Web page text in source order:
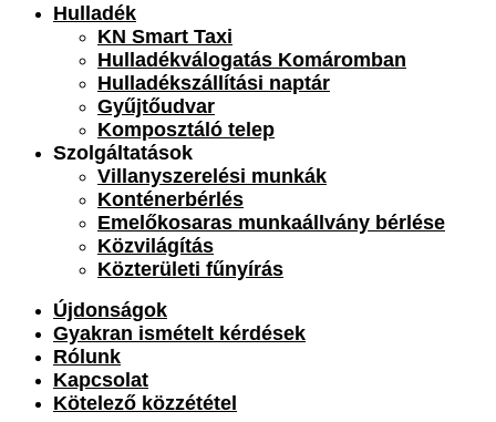
Hulladék
KN Smart Taxi
Hulladékválogatás Komáromban
Hulladékszállítási naptár
Gyűjtőudvar
Komposztáló telep
Szolgáltatások
Villanyszerelési munkák
Konténerbérlés
Emelőkosaras munkaállvány bérlése
Közvilágítás
Közterületi fűnyírás
Újdonságok
Gyakran ismételt kérdések
Rólunk
Kapcsolat
Kötelező közzététel